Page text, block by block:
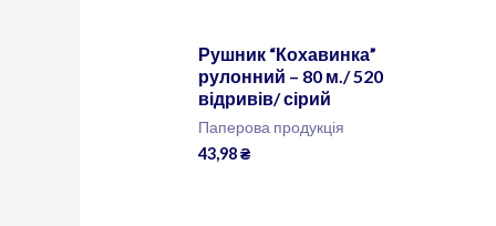
Рушник “Кохавинка”
рулонний – 80 м./ 520
відривів/ сірий
Паперова продукція
43,98₴